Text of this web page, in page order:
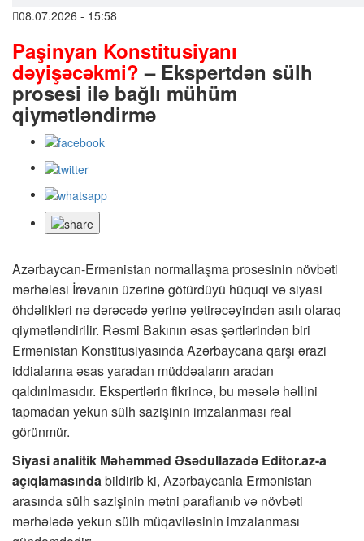
08.07.2026 - 15:58
Paşinyan Konstitusiyanı
dəyişəcəkmi? – Ekspertdən sülh
prosesi ilə bağlı mühüm
qiymətləndirmə
Azərbaycan-Ermənistan normallaşma prosesinin növbəti
mərhələsi İrəvanın üzərinə götürdüyü hüquqi və siyasi
öhdəlikləri nə dərəcədə yerinə yetirəcəyindən asılı olaraq
qiymətləndirilir. Rəsmi Bakının əsas şərtlərindən biri
Ermənistan Konstitusiyasında Azərbaycana qarşı ərazi
iddialarına əsas yaradan müddəaların aradan
qaldırılmasıdır. Ekspertlərin fikrincə, bu məsələ həllini
tapmadan yekun sülh sazişinin imzalanması real
görünmür.
Siyasi analitik Məhəmməd Əsədullazadə Editor.az-a
açıqlamasındabildirib ki, Azərbaycanla Ermənistan
arasında sülh sazişinin mətni paraflanıb və növbəti
mərhələdə yekun sülh müqaviləsinin imzalanması